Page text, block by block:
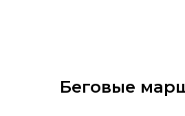
Беговые